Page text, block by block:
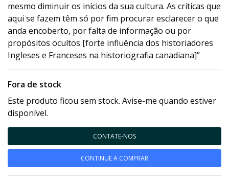
mesmo diminuir os inícios da sua cultura. As críticas que
aqui se fazem têm só por fim procurar esclarecer o que
anda encoberto, por falta de informação ou por
propósitos ocultos [forte influência dos historiadores
Ingleses e Franceses na historiografia canadiana]”
Fora de stock
Este produto ficou sem stock. Avise-me quando estiver
disponível.
CONTATE-NOS
CONTINUE A COMPRAR